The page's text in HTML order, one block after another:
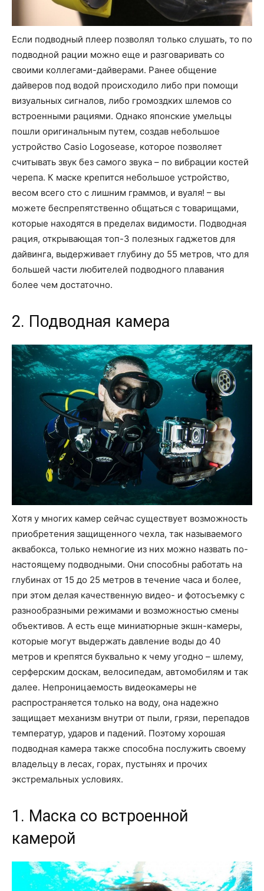
Если подводный плеер позволял только слушать, то по
подводной рации можно еще и разговаривать со
своими коллегами-дайверами. Ранее общение
дайверов под водой происходило либо при помощи
визуальных сигналов, либо громоздких шлемов со
встроенными рациями. Однако японские умельцы
пошли оригинальным путем, создав небольшое
устройство Casio Logosease, которое позволяет
считывать звук без самого звука – по вибрации костей
черепа. К маске крепится небольшое устройство,
весом всего сто с лишним граммов, и вуаля! – вы
можете беспрепятственно общаться с товарищами,
которые находятся в пределах видимости. Подводная
рация, открывающая топ-3 полезных гаджетов для
дайвинга, выдерживает глубину до 55 метров, что для
большей части любителей подводного плавания
более чем достаточно.
2. Подводная камера
Хотя у многих камер сейчас существует возможность
приобретения защищенного чехла, так называемого
аквабокса, только немногие из них можно назвать по-
настоящему подводными. Они способны работать на
глубинах от 15 до 25 метров в течение часа и более,
при этом делая качественную видео- и фотосъемку с
разнообразными режимами и возможностью смены
объективов. А есть еще миниатюрные экшн-камеры,
которые могут выдержать давление воды до 40
метров и крепятся буквально к чему угодно – шлему,
серферским доскам, велосипедам, автомобилям и так
далее. Непроницаемость видеокамеры не
распространяется только на воду, она надежно
защищает механизм внутри от пыли, грязи, перепадов
температур, ударов и падений. Поэтому хорошая
подводная камера также способна послужить своему
владельцу в лесах, горах, пустынях и прочих
экстремальных условиях.
1. Маска со встроенной
камерой